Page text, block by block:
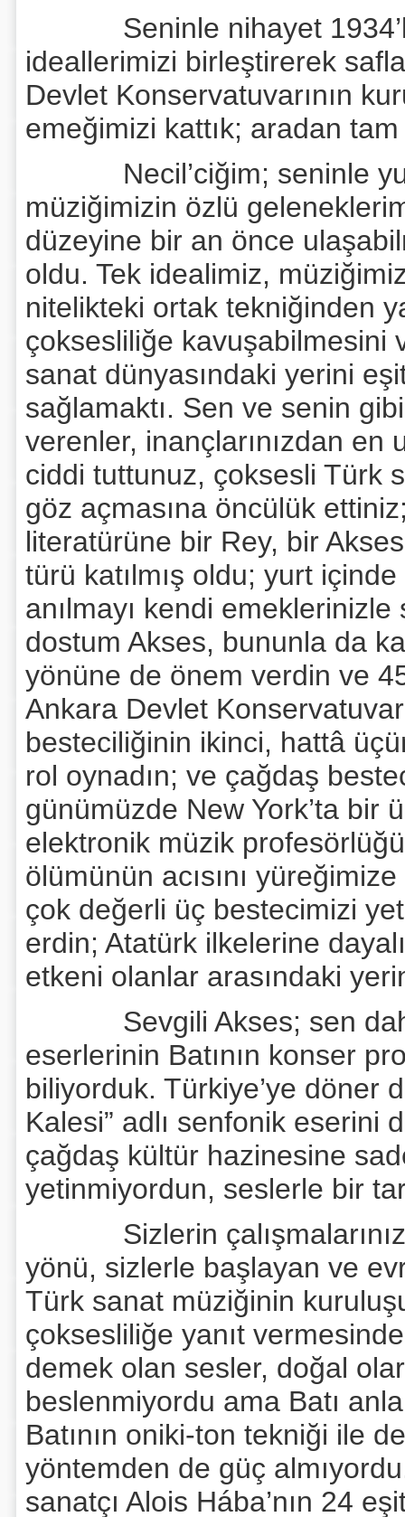
Seninle nihayet
ideallerimizi birleştirerek
Devlet Konservatuvarının
emeğimizi kattık; aradan
Necil’ciğim; seninle yurt
müziğimizin özlü
düzeyine bir an önce
oldu. Tek idealimiz,
nitelikteki ortak tekniğinden
çoksesliliğe kavuşabilmesini
sanat dünyasındaki yerini
sağlamaktı. Sen ve senin
verenler, inançlarınızdan
ciddi tuttunuz, çoksesli Türk
göz açmasına öncülük
literatürüne bir Rey, bir
türü katılmış oldu; yurt
anılmayı kendi
dostum Akses, bununla da
yönüne de önem verdin ve
Ankara Devlet
besteciliğinin ikinci, hattâ
rol oynadın; ve çağdaş
günümüzde New York’ta bir
elektronik müzik
ölümünün acısını
çok değerli üç bestecimizi
erdin; Atatürk ilkelerine
etkeni olanlar arasındaki
Sevgili Akses; sen daha
eserlerinin Batının konser
biliyorduk. Türkiye’ye döner
Kalesi” adlı senfonik eserini
çağdaş kültür hazinesine
yetinmiyordun, seslerle bir
Sizlerin
yönü, sizlerle başlayan ve
Türk sanat müziğinin
çoksesliliğe yanıt
demek olan sesler, doğal
beslenmiyordu ama Batı
Batının oniki-ton tekniği ile
yöntemden de güç
sanatçı Alois Hába’nın 24